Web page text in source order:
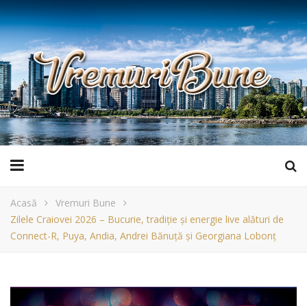
Acasă
Vremuri Bune
Zilele Craiovei 2026 – Bucurie, tradiție și energie live alături de
Connect-R, Puya, Andia, Andrei Bănuță și Georgiana Lobonț